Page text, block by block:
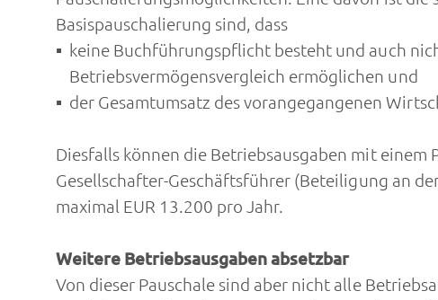
Basispauschalierung sind, dass
keine Buchführungspflicht besteht und auch
Betriebsvermögensvergleich ermöglichen und
der Gesamtumsatz des vorangegangenen
Diesfalls können die Betriebsausgaben mit
Gesellschafter-Geschäftsführer (Beteiligung an
maximal EUR 13.200 pro Jahr.
Weitere Betriebsausgaben absetzbar
Von dieser Pauschale sind aber nicht alle